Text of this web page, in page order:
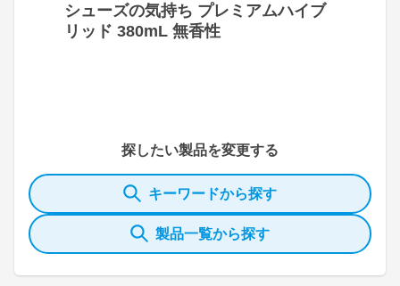
シューズの気持ち プレミアムハイブ
リッド 380mL 無香性
探したい製品を変更する
キーワードから探す
製品一覧から探す